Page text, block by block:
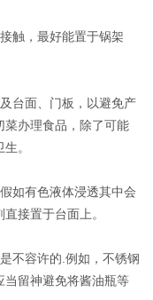
触，最好能置于锅架
台面、门板，以避免产
菜办理食品，除了可能
。
如有色液体浸透其中会
接置于台面上。
容许的.例如，不锈钢
当留神避免将酱油瓶等